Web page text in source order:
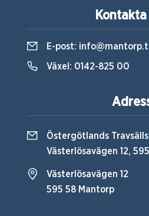
Kontakta
E-post:
Växel: 0142-825 00
Östergötlands
Västerlösavägen 12,
Västerlösavägen 12
595 58 Mantorp